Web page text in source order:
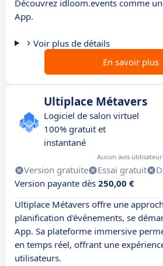
Découvrez idloom.events comme
App.
Voir plus de détails
En savoir plus
Ultiplace Métavers
Logiciel de salon virtuel
100% gratuit et
instantané
Aucun avis
Version gratuite Essai gratuit
Version payante dès 250,00 €
Ultiplace Métavers offre une
planification d'événements, se
App. Sa plateforme immersive
en temps réel, offrant une
utilisateurs.